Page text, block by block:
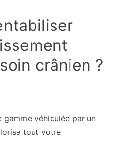
crânien ?
gamme véhiculée par un
tout votre